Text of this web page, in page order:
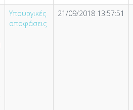
Υπουργικές
αποφάσεις
21/09/2018 13:57:51